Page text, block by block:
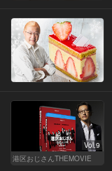
Vol.9
港区おじさんTHEMOVIE